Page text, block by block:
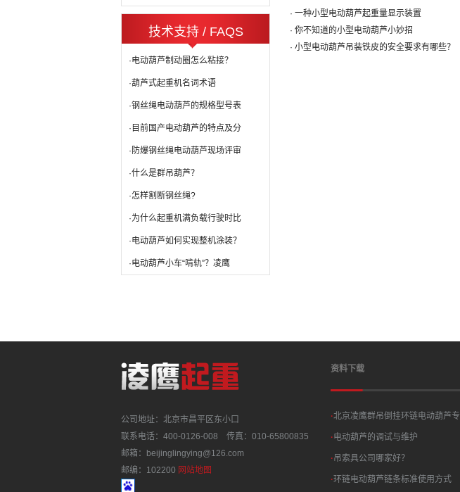
技术支持 / FAQS
·电动葫芦制动圈怎么粘接？
·葫芦式起重机名词术语
·钢丝绳电动葫芦的规格型号表
·目前国产电动葫芦的特点及分
·防爆钢丝绳电动葫芦现场评审
·什么是群吊葫芦？
·怎样割断钢丝绳?
·为什么起重机满负载行驶时比
·电动葫芦如何实现整机涂装？
·电动葫芦小车“啃轨”？凌鹰
· 一种小型电动葫芦起重量显示装置
· 你不知道的小型电动葫芦小妙招
· 小型电动葫芦吊装铁皮的安全要求有哪些？
公司地址：北京市昌平区东小口
联系电话：400-0126-008 传真：010-65800835
邮箱：beijinglingying@126.com
邮编：102200 网站地图
资料下载
·北京凌鹰群吊倒挂环链电动葫芦专
·电动葫芦的调试与维护
·吊索具公司哪家好？
·环链电动葫芦链条标准使用方式